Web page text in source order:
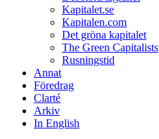
Kapitalet.se
Kapitalen.com
Det gröna kapitalet
The Green Capitalists
Rusningstid
Annat
Föredrag
Clarté
Arkiv
In English